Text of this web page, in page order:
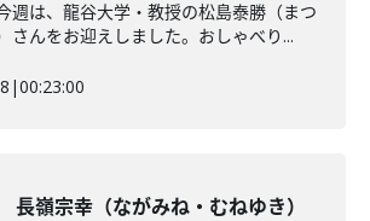
龍谷大学・教授の松島泰勝（まつ
さんをお迎えしました。おしゃべり...
|00:23:00
長嶺宗幸（ながみね・むねゆき）